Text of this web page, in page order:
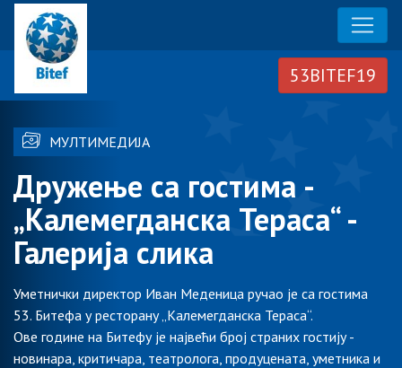
МУЛТИМЕДИЈА
Дружење са гостима -
„Kалемегданска Тераса“ -
Галерија слика
Уметнички директор Иван Меденица ручао је са гостима
53. Битефа у ресторану „Kалемегданска Тераса“.
Ове године на Битефу је највећи број страних гостију -
новинара, критичара, театролога, продуцената, уметника и